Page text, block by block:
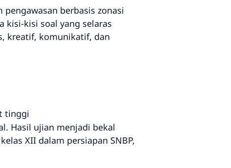
berbasis zonasi
kisi-kisi soal yang selaras
kreatif, komunikatif, dan
tinggi
Hasil ujian menjadi bekal
XII dalam persiapan SNBP,